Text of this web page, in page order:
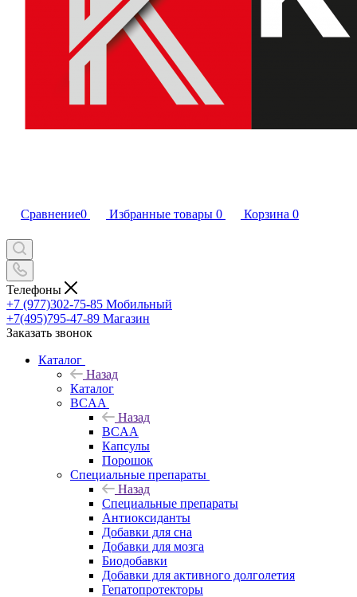
Сравнение0 Избранные товары 0 Корзина 0
Телефоны
+7 (977)302-75-85 Мобильный
+7(495)795-47-89 Магазин
Заказать звонок
Каталог
Назад
Каталог
BCAA
Назад
BCAA
Капсулы
Порошок
Cпециальные препараты
Назад
Cпециальные препараты
Антиоксиданты
Добавки для сна
Добавки для мозга
Биодобавки
Добавки для активного долголетия
Гепатопротекторы